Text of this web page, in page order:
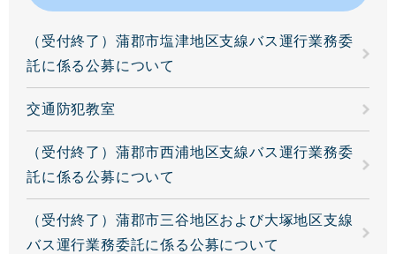
（受付終了）蒲郡市塩津地区支線バス運行業務委
託に係る公募について
交通防犯教室
（受付終了）蒲郡市西浦地区支線バス運行業務委
託に係る公募について
（受付終了）蒲郡市三谷地区および大塚地区支線
バス運行業務委託に係る公募について